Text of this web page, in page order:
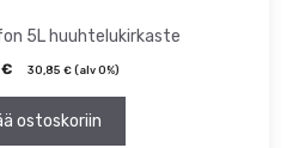
5L huuhtelukirkaste
€ 30,85 € (alv 0%)
ostoskoriin